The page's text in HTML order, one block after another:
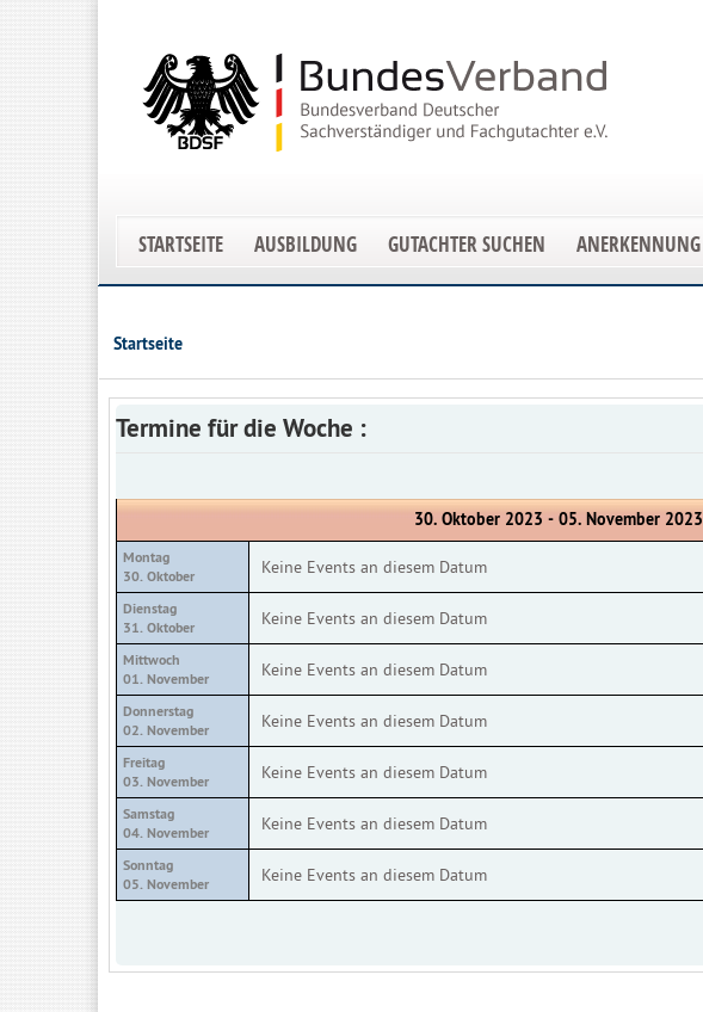
STARTSEITE AUSBILDUNG GUTACHTER SUCHEN ANERKENNUNG
Startseite
Termine für die Woche :
30. Oktober 2023 - 05. November 2023
Montag
30. Oktober
Keine Events an diesem Datum
Dienstag
31. Oktober
Keine Events an diesem Datum
Mittwoch
01. November
Keine Events an diesem Datum
Donnerstag
02. November
Keine Events an diesem Datum
Freitag
03. November
Keine Events an diesem Datum
Samstag
04. November
Keine Events an diesem Datum
Sonntag
05. November
Keine Events an diesem Datum